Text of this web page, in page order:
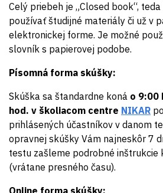
Celý priebeh je „Closed book“,
používať študijné materiály či už v
elektronickej forme. Je možné
slovník s papierovej podobe.
Písomná forma skúšky:
Skúška sa štandardne koná o 9:00
hod. v školiacom centre NIKAR
prihlásených účastníkov v danom
opravnej skúšky Vám najneskôr 7
testu zašleme podrobné inštrukcie
(vrátane presného času).
Online forma skúšky: